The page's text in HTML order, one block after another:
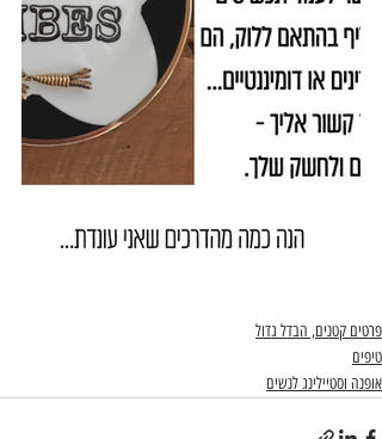
פרטים קטנים, הבדל גדול
טיפים
אופנה וסטיילינג לנשים